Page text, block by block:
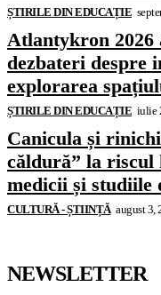
ȘTIRILE DIN EDUCAȚIE
Atlantykron 2026
dezbateri despre
explorarea
ȘTIRILE DIN EDUCAȚIE iulie
Canicula și
căldură” la riscul
medicii și studiile
CULTURĂ - ȘTIINȚĂ august 3,
NEWSLETTER